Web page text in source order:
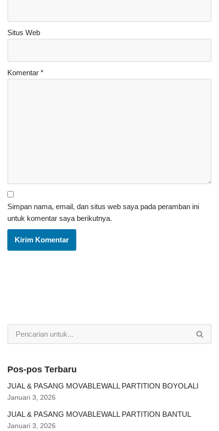
Situs Web
Komentar *
Simpan nama, email, dan situs web saya pada peramban ini
untuk komentar saya berikutnya.
Pos-pos Terbaru
JUAL & PASANG MOVABLEWALL PARTITION BOYOLALI
Januari 3, 2026
JUAL & PASANG MOVABLEWALL PARTITION BANTUL
Januari 3, 2026